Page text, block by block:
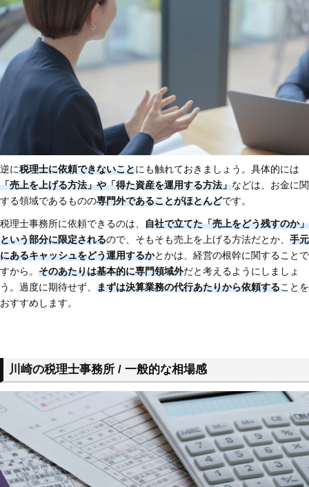
逆に税理士に依頼できないことにも触れておきましょう。具体的には
「売上を上げる方法」や「得た資産を運用する方法」などは、お金に関
する領域であるものの専門外であることがほとんどです。
税理士事務所に依頼できるのは、 自社で立てた「売上をどう残すのか」
という部分に限定されるので、そもそも売上を上げる方法だとか、 手元
にあるキャッシュをどう運用するかとかは、経営の根幹に関することで
すから。 そのあたりは基本的に専門領域外だと考えるようにしましょ
う。過度に期待せず、 まずは決算業務の代行あたりから依頼することを
おすすめします。
川崎の税理士事務所 / 一般的な相場感